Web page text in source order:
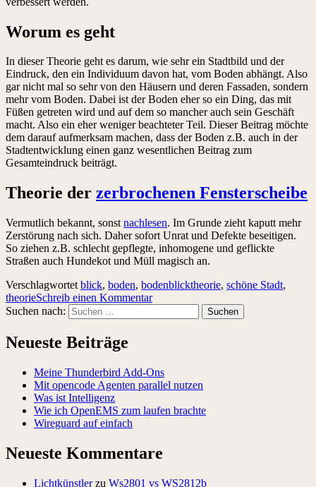
Worum es geht
In dieser Theorie geht es darum, wie sehr ein Stadtbild und der
Eindruck, den ein Individuum davon hat, vom Boden abhängt. Also
gar nicht mal so sehr von den Häusern und deren Fassaden, sondern
mehr vom Boden. Dabei ist der Boden eher so ein Ding, das mit
Füßen getreten wird und auf dem so mancher auch sein Geschäft
macht. Also ein eher weniger beachteter Teil. Dieser Beitrag möchte
dem darauf aufmerksam machen, dass der Boden z.B. auch in der
Stadtentwicklung einen ganz wesentlichen Beitrag zum
Gesamteindruck beiträgt.
Theorie der zerbrochenen Fensterscheibe
Vermutlich bekannt, sonst nachlesen. Im Grunde zieht kaputt mehr
Zerstörung nach sich. Daher sofort Unrat und Defekte beseitigen.
So ziehen z.B. schlecht gepflegte, inhomogene und geflickte
Straßen auch Hundekot und Müll magisch an.
Verschlagwortet blick, boden, bodenblicktheorie, schöne Stadt,
theorieSchreib einen Kommentar
Suchen nach:
Neueste Beiträge
Meine Thunderbird Add-Ons
Mit opencode Agenten parallel nutzen
Was ist Intelligenz
Wie ich OpenEMS zum laufen brachte
Wireguard auf einfach
Neueste Kommentare
Lichtkünstlerzu Ws2801 vs WS2812b